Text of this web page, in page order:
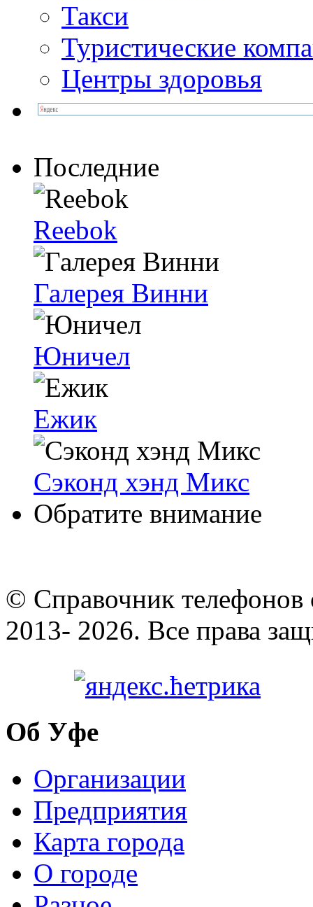
Такси
Туристические
Центры здоровья
Последние
Reebok
Галерея Винни
Юничел
Ежик
Сэконд хэнд Микс
Обратите внимание
© Cправочник телефонов
2013- 2026. Все права
Об Уфе
Организации
Предприятия
Карта города
О городе